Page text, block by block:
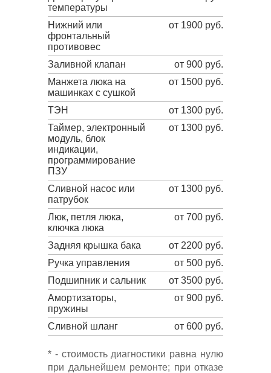
температуры
Нижний или
фронтальный
противовес
от 1900 руб.
Заливной клапан
от 900 руб.
Манжета люка на
машинках с сушкой
от 1500 руб.
ТЭН
от 1300 руб.
Таймер, электронный
модуль, блок
индикации,
программирование
ПЗУ
от 1300 руб.
Сливной насос или
патрубок
от 1300 руб.
Люк, петля люка,
ключка люка
от 700 руб.
Задняя крышка бака
от 2200 руб.
Ручка управления
от 500 руб.
Подшипник и сальник
от 3500 руб.
Амортизаторы,
пружины
от 900 руб.
Сливной шланг от 600 руб.
* - стоимость диагностики равна нулю
при дальнейшем ремонте; при отказе